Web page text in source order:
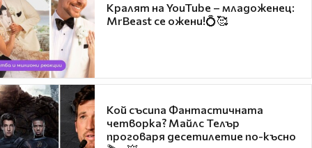
Кралят на YouTube – младоженец:
MrBeast се ожени!💍🥰
Кой съсипа Фантастичната
четворка? Майлс Телър
проговаря десетилетие по-късно